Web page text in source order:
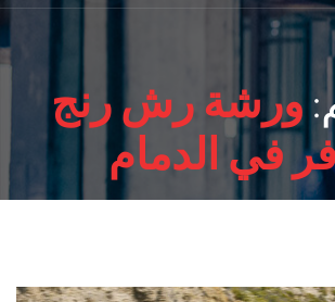
ورشة رش رنج
في الدمام